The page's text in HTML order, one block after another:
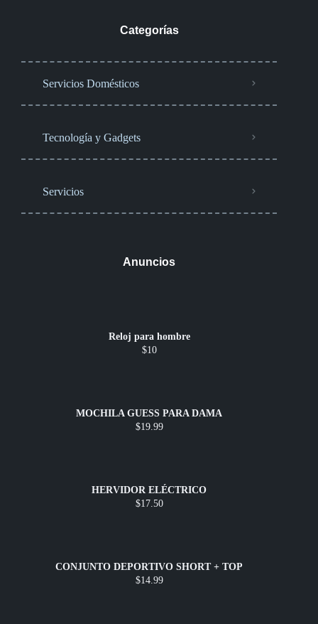
Categorías
Servicios Domésticos
Tecnología y Gadgets
Servicios
Anuncios
Reloj para hombre
$10
MOCHILA GUESS PARA DAMA
$19.99
HERVIDOR ELÉCTRICO
$17.50
CONJUNTO DEPORTIVO SHORT + TOP
$14.99